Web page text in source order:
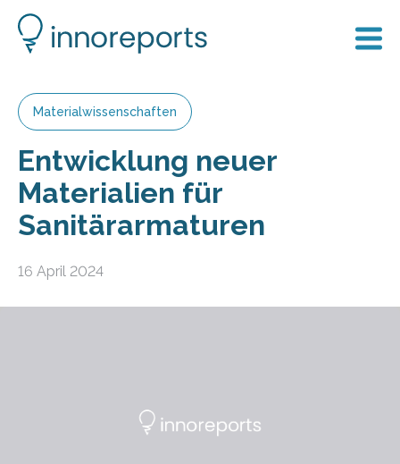
Materialwissenschaften
Entwicklung neuer
Materialien für
Sanitärarmaturen
16 April 2024